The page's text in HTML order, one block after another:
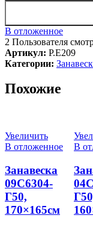
В отложенное
2 Пользователя
Артикул: Р.Е209
Категории:
Похожие
Увеличить
В отложенное
Занавеска
09С6304-
Г50,
170×165см
В